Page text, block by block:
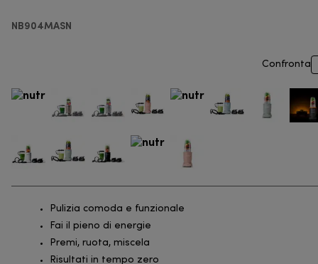
NB904MASN
Confronta
Pulizia comoda e funzionale
Fai il pieno di energie
Premi, ruota, miscela
Risultati in tempo zero